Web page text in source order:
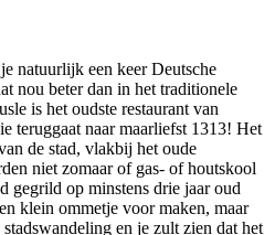
natuurlijk een keer Deutsche
nou beter dan in het traditionele
is het oudste restaurant van
teruggaat naar maarliefst 1313! Het
de stad, vlakbij het oude
niet zomaar of gas- of houtskool
gegrild op minstens drie jaar oud
klein ommetje voor maken, maar
en je zult zien dat het